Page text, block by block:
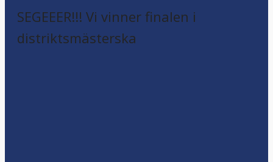
SEGEEER!!! Vi vinner finalen i
distriktsmästerska